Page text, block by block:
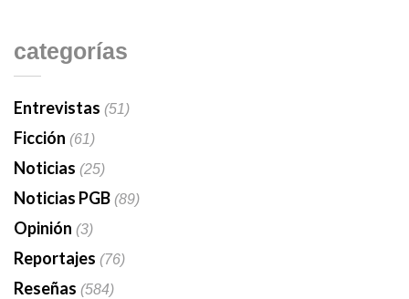
categorías
Entrevistas (51)
Ficción (61)
Noticias (25)
Noticias PGB(89)
Opinión (3)
Reportajes (76)
Reseñas (584)